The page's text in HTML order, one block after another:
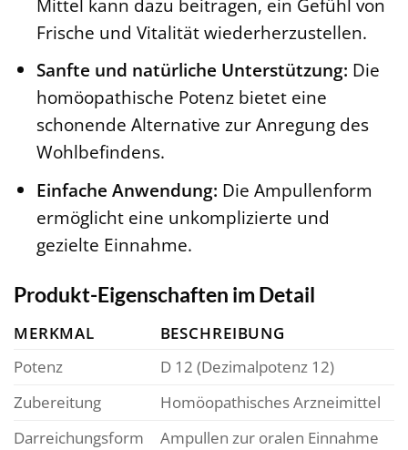
Mittel kann dazu beitragen, ein Gefühl von
Frische und Vitalität wiederherzustellen.
Sanfte und natürliche Unterstützung: Die
homöopathische Potenz bietet eine
schonende Alternative zur Anregung des
Wohlbefindens.
Einfache Anwendung: Die Ampullenform
ermöglicht eine unkomplizierte und
gezielte Einnahme.
Produkt-Eigenschaften im Detail
MERKMAL
BESCHREIBUNG
Potenz
D 12 (Dezimalpotenz 12)
Zubereitung
Homöopathisches Arzneimittel
Darreichungsform
Ampullen zur oralen Einnahme